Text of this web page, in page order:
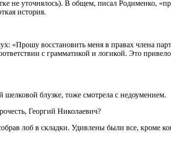
не уточнялось). В общем, писал Родименко,
история.
«Прошу восстановить меня в правах члена
с грамматикой и логикой. Это
шелковой блузке, тоже смотрела с недоумением.
Георгий Николаевич?
лоб в складки. Удивлены были все, кроме